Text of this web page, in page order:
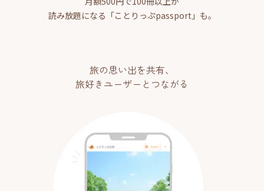
読み放題になる「ことりっぷpassport」も。
旅の思い出を共有、
旅好きユーザーとつながる